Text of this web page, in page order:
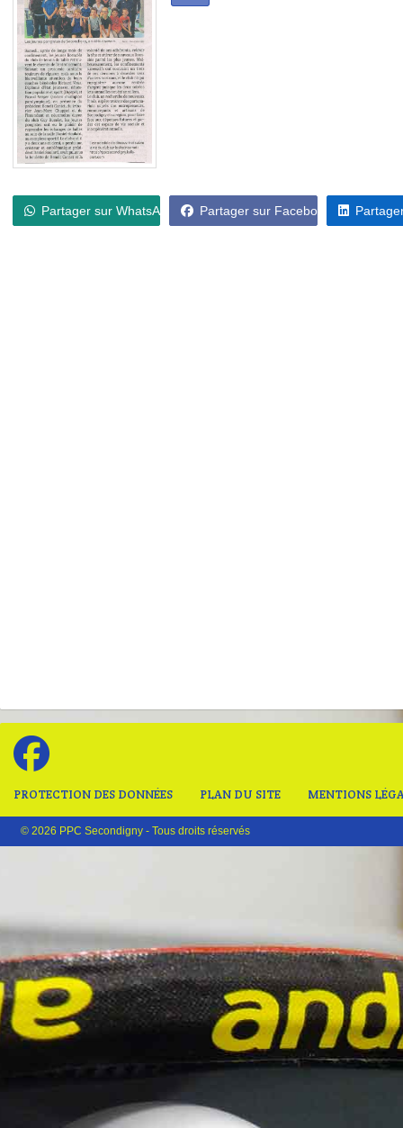
Partager sur WhatsApp Partager sur Facebook
PROTECTION DES DONNÉES PLAN DU SITE MENTIONS
© 2026 PPC Secondigny - Tous droits réservés